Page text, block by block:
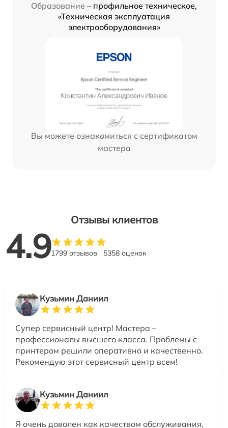
Образование – профильное техническое,
«Техническая эксплуатация
электрооборудования»
Вы можете ознакомиться с сертификатом
мастера
Отзывы клиентов
4.91799 отзывов 5358 оценок
Кузьмин Даниил
Супер сервисный центр! Мастера –
профессионалы высшего класса. Проблемы с
принтером решили оперативно и качественно.
Рекомендую этот сервисный центр всем!
Кузьмин Даниил
Я очень доволен как качеством обслуживания,